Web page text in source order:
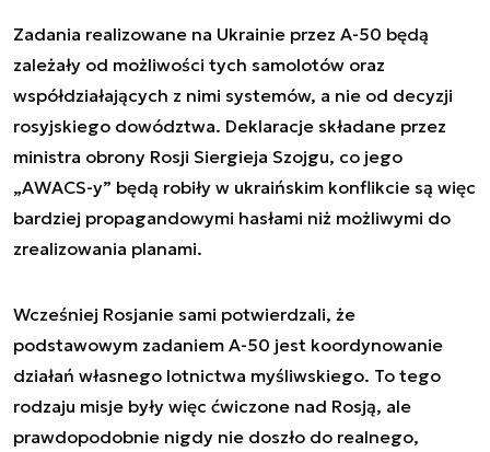
Zadania realizowane na Ukrainie przez A-50 będą
zależały od możliwości tych samolotów oraz
współdziałających z nimi systemów, a nie od decyzji
rosyjskiego dowództwa. Deklaracje składane przez
ministra obrony Rosji Siergieja Szojgu, co jego
„AWACS-y” będą robiły w ukraińskim konflikcie są więc
bardziej propagandowymi hasłami niż możliwymi do
zrealizowania planami.
Wcześniej Rosjanie sami potwierdzali, że
podstawowym zadaniem A-50 jest koordynowanie
działań własnego lotnictwa myśliwskiego. To tego
rodzaju misje były więc ćwiczone nad Rosją, ale
prawdopodobnie nigdy nie doszło do realnego,